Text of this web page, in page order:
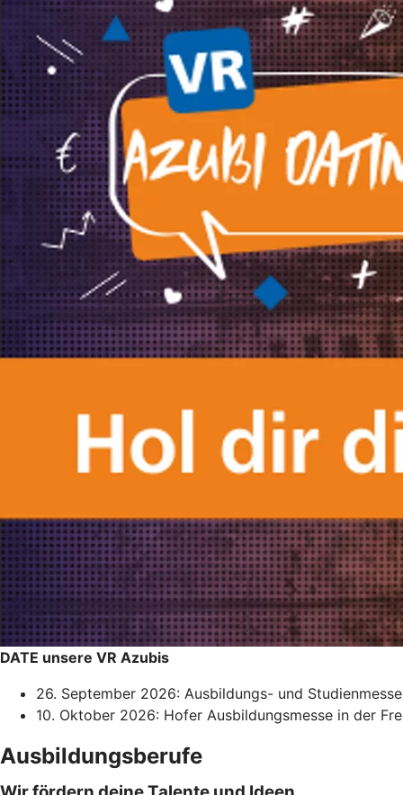
DATE unsere VR Azubis
26. September 2026: Ausbildungs- und
10. Oktober 2026: Hofer Ausbildungsmesse in der
Ausbildungsberufe